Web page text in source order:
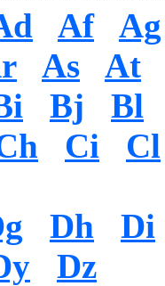
Af
Ag
As
At
Bj
Bl
Ci
Cl
Dh
Di
Dz